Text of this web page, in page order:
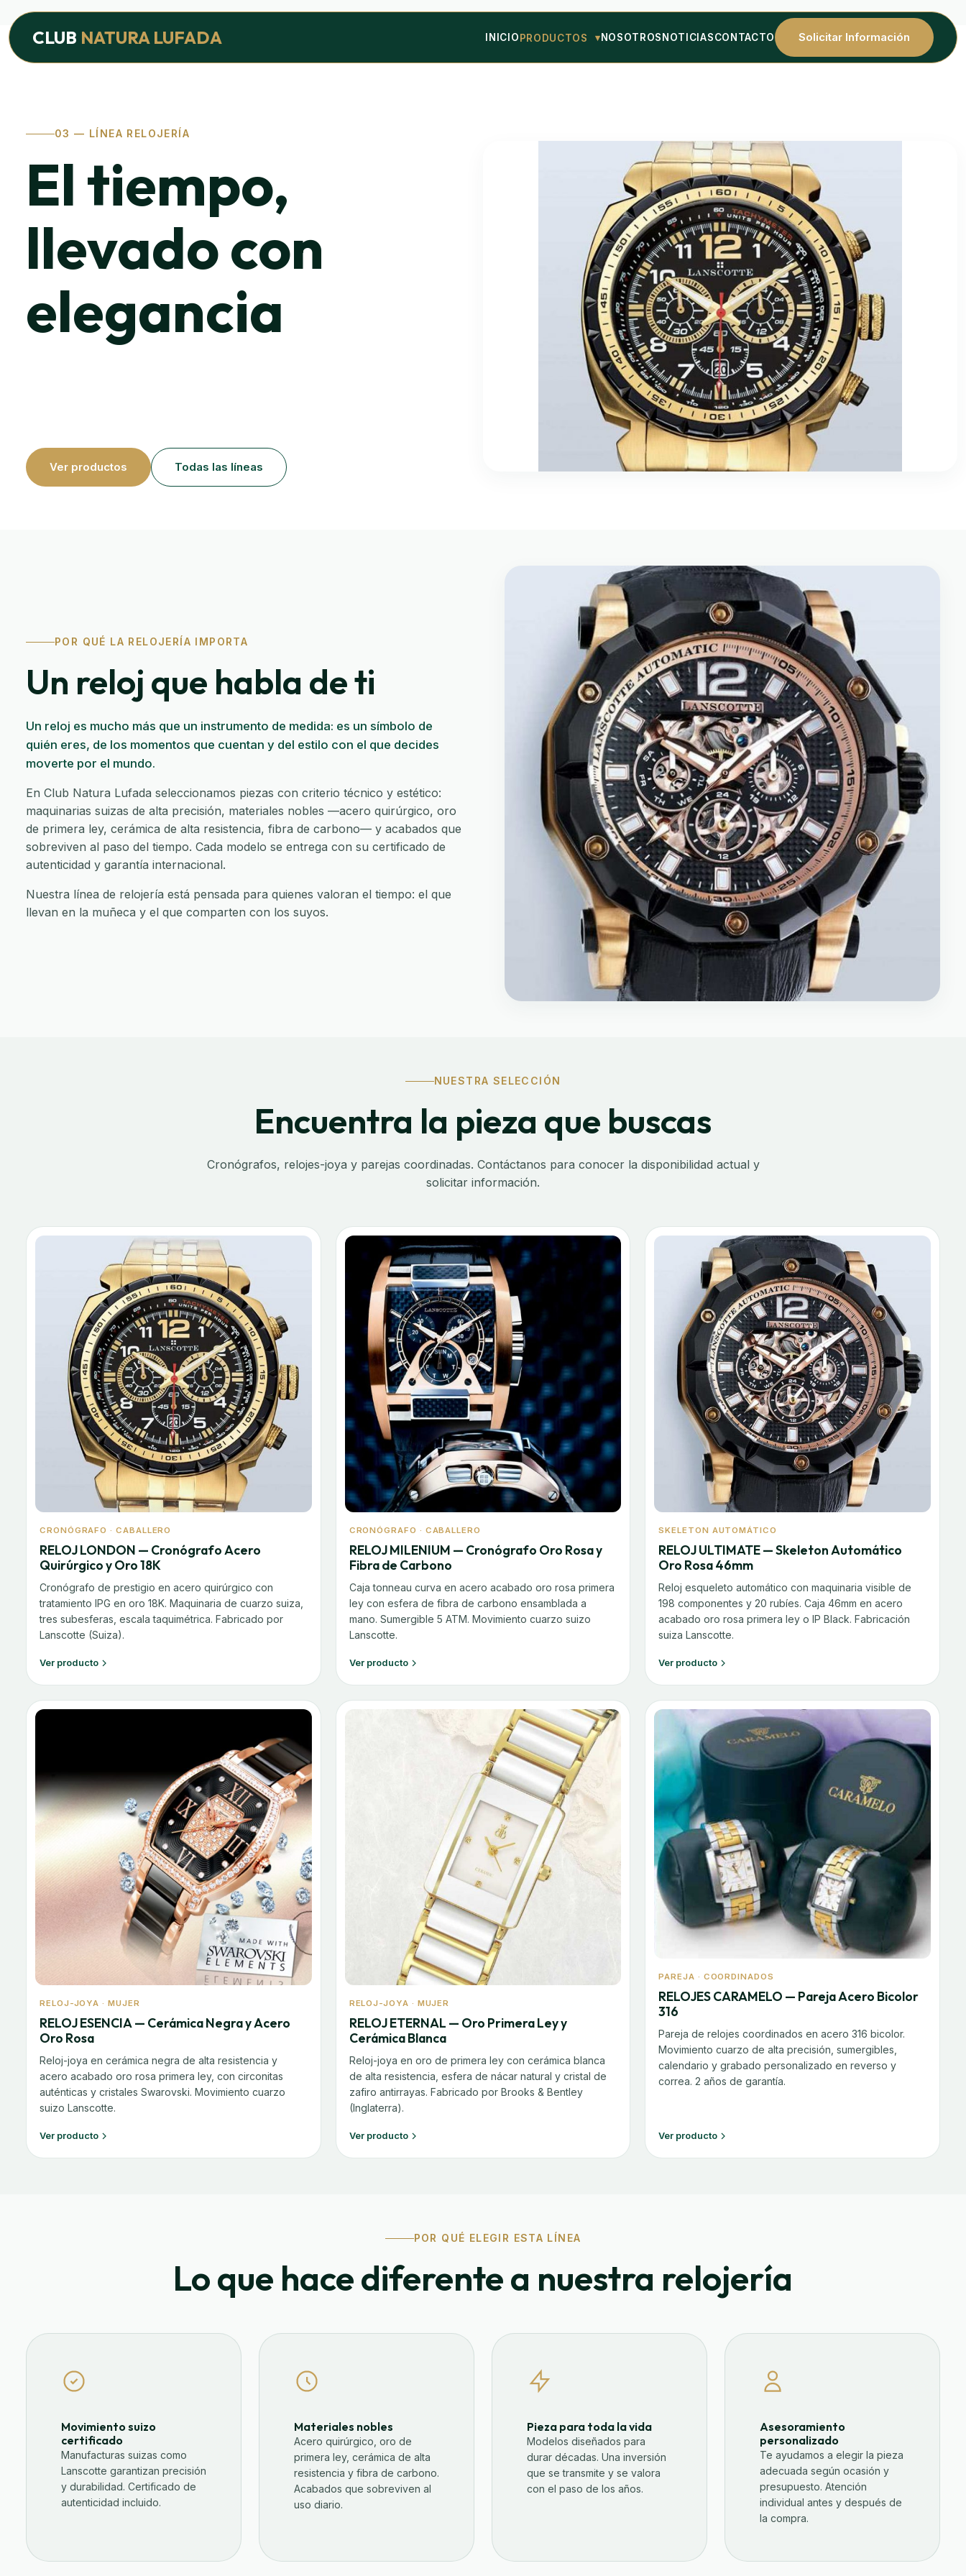
CLUB NATURA LUFADA INICIOPRODUCTOS NOSOTROSNOTICIASCONTACTO Solicitar Información
Inicio
03 — LÍNEA RELOJERÍA
El tiempo,
llevado con
elegancia
Ver productos Todas las líneas
POR QUÉ LA RELOJERÍA IMPORTA
Un reloj que habla de ti
Un reloj es mucho más que un instrumento de medida: es un símbolo de
quién eres, de los momentos que cuentan y del estilo con el que decides
moverte por el mundo.
En Club Natura Lufada seleccionamos piezas con criterio técnico y estético:
maquinarias suizas de alta precisión, materiales nobles —acero quirúrgico, oro
de primera ley, cerámica de alta resistencia, fibra de carbono— y acabados que
sobreviven al paso del tiempo. Cada modelo se entrega con su certificado de
autenticidad y garantía internacional.
Nuestra línea de relojería está pensada para quienes valoran el tiempo: el que
llevan en la muñeca y el que comparten con los suyos.
NUESTRA SELECCIÓN
Encuentra la pieza que buscas
Cronógrafos, relojes-joya y parejas coordinadas. Contáctanos para conocer la disponibilidad actual y
solicitar información.
CRONÓGRAFO · CABALLERO
RELOJ LONDON — Cronógrafo Acero
Quirúrgico y Oro 18K
Cronógrafo de prestigio en acero quirúrgico con
tratamiento IPG en oro 18K. Maquinaria de cuarzo suiza,
tres subesferas, escala taquimétrica. Fabricado por
Lanscotte (Suiza).
Ver producto
CRONÓGRAFO · CABALLERO
RELOJ MILENIUM — Cronógrafo Oro Rosa y
Fibra de Carbono
Caja tonneau curva en acero acabado oro rosa primera
ley con esfera de fibra de carbono ensamblada a
mano. Sumergible 5 ATM. Movimiento cuarzo suizo
Lanscotte.
Ver producto
SKELETON AUTOMÁTICO
RELOJ ULTIMATE — Skeleton Automático
Oro Rosa 46mm
Reloj esqueleto automático con maquinaria visible de
198 componentes y 20 rubíes. Caja 46mm en acero
acabado oro rosa primera ley o IP Black. Fabricación
suiza Lanscotte.
Ver producto
RELOJ-JOYA · MUJER
RELOJ ESENCIA — Cerámica Negra y Acero
Oro Rosa
Reloj-joya en cerámica negra de alta resistencia y
acero acabado oro rosa primera ley, con circonitas
auténticas y cristales Swarovski. Movimiento cuarzo
suizo Lanscotte.
Ver producto
RELOJ-JOYA · MUJER
RELOJ ETERNAL — Oro Primera Ley y
Cerámica Blanca
Reloj-joya en oro de primera ley con cerámica blanca
de alta resistencia, esfera de nácar natural y cristal de
zafiro antirrayas. Fabricado por Brooks & Bentley
(Inglaterra).
Ver producto
PAREJA · COORDINADOS
RELOJES CARAMELO — Pareja Acero Bicolor
316
Pareja de relojes coordinados en acero 316 bicolor.
Movimiento cuarzo de alta precisión, sumergibles,
calendario y grabado personalizado en reverso y
correa. 2 años de garantía.
Ver producto
POR QUÉ ELEGIR ESTA LÍNEA
Lo que hace diferente a nuestra relojería
Movimiento suizo
certificado
Manufacturas suizas como
Lanscotte garantizan precisión
y durabilidad. Certificado de
autenticidad incluido.
Materiales nobles
Acero quirúrgico, oro de
primera ley, cerámica de alta
resistencia y fibra de carbono.
Acabados que sobreviven al
uso diario.
Pieza para toda la vida
Modelos diseñados para
durar décadas. Una inversión
que se transmite y se valora
con el paso de los años.
Asesoramiento
personalizado
Te ayudamos a elegir la pieza
adecuada según ocasión y
presupuesto. Atención
individual antes y después de
la compra.